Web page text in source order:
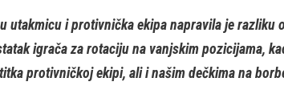
i protivnička ekipa napravila je razliku
igrača za rotaciju na vanjskim pozicijama,
protivničkoj ekipi, ali i našim dečkima na